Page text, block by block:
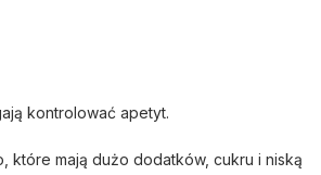
kontrolować apetyt.
które mają dużo dodatków, cukru i niską